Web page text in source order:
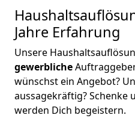
Jahre Erfahrung
Unsere
gewerbliche
wünschst ein Angebot?
aussagekräftig? Schenke
werden Dich begeistern.